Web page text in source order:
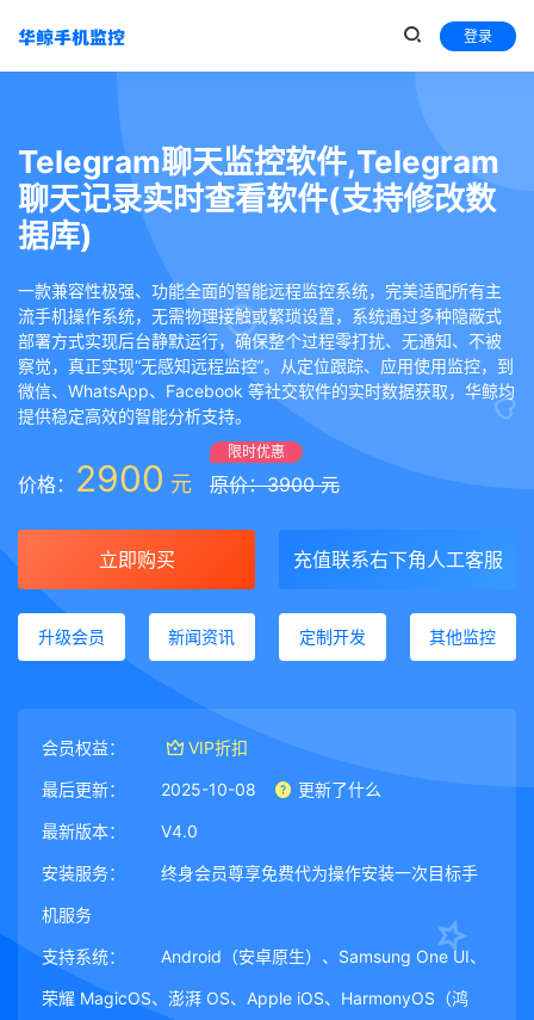
登录
Telegram聊天监控软件,Telegram
聊天记录实时查看软件(支持修改数
据库)
一款兼容性极强、功能全面的智能远程监控系统，完美适配所有主
流手机操作系统，无需物理接触或繁琐设置，系统通过多种隐蔽式
部署方式实现后台静默运行，确保整个过程零打扰、无通知、不被
察觉，真正实现“无感知远程监控”。从定位跟踪、应用使用监控，到
微信、WhatsApp、Facebook 等社交软件的实时数据获取，华鲸均
提供稳定高效的智能分析支持。
价格： 2900 元
限时优惠
原价：3900 元
立即购买 充值联系右下角人工客服
升级会员 新闻资讯 定制开发 其他监控
会员权益： VIP折扣
最后更新： 2025-10-08 更新了什么
最新版本： V4.0
安装服务： 终身会员尊享免费代为操作安装一次目标手
机服务
支持系统： Android（安卓原生）、Samsung One UI、
荣耀 MagicOS、澎湃 OS、Apple iOS、HarmonyOS（鸿